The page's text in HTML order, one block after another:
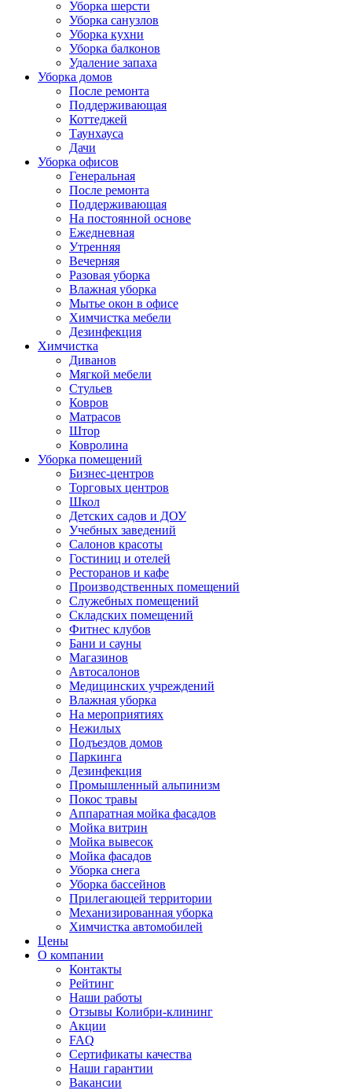
Уборка шерсти
Уборка санузлов
Уборка кухни
Уборка балконов
Удаление запаха
Уборка домов
После ремонта
Поддерживающая
Коттеджей
Таунхауса
Дачи
Уборка офисов
Генеральная
После ремонта
Поддерживающая
На постоянной основе
Ежедневная
Утренняя
Вечерняя
Разовая уборка
Влажная уборка
Мытье окон в офисе
Химчистка мебели
Дезинфекция
Химчистка
Диванов
Мягкой мебели
Стульев
Ковров
Матрасов
Штор
Ковролина
Уборка помещений
Бизнес-центров
Торговых центров
Школ
Детских садов и ДОУ
Учебных заведений
Салонов красоты
Гостиниц и отелей
Ресторанов и кафе
Производственных помещений
Служебных помещений
Складских помещений
Фитнес клубов
Бани и сауны
Магазинов
Автосалонов
Медицинских учреждений
Влажная уборка
На мероприятиях
Нежилых
Подъездов домов
Паркинга
Дезинфекция
Промышленный альпинизм
Покос травы
Аппаратная мойка фасадов
Мойка витрин
Мойка вывесок
Мойка фасадов
Уборка снега
Уборка бассейнов
Прилегающей территории
Механизированная уборка
Химчистка автомобилей
Цены
О компании
Контакты
Рейтинг
Наши работы
Отзывы Колибри-клининг
Акции
FAQ
Сертификаты качества
Наши гарантии
Вакансии